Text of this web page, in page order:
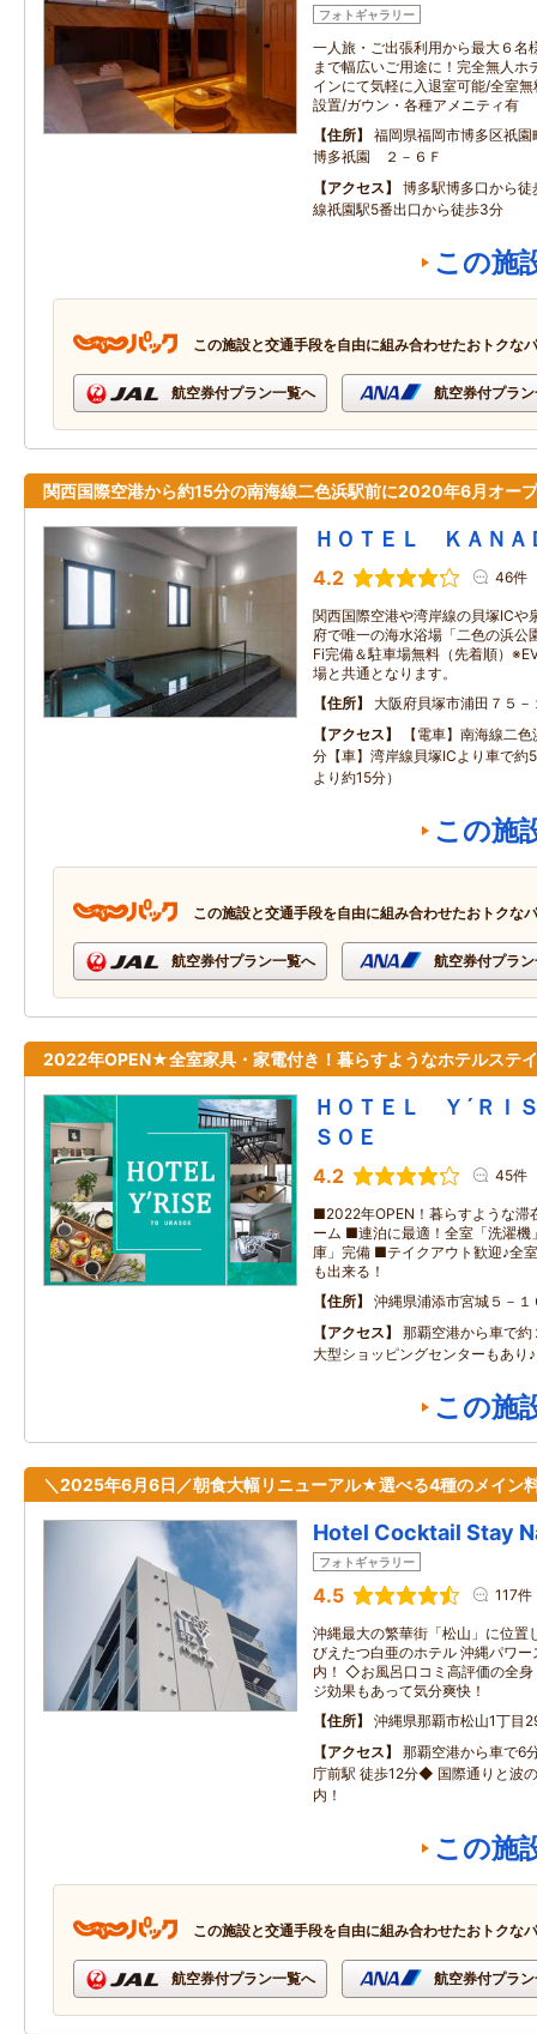
フォトギャラリー
一人旅・ご出張利用から最大６名
まで幅広いご用途に！完全無人ホ
インにて気軽に入退室可能/全室
設置/ガウン・各種アメニティ有
住所
福岡県福岡市博多区祇
博多祇園 ２－６Ｆ
アクセス
博多駅博多口から
線祇園駅5番出口から徒歩3分
この施
この施設と交通手段を自由に組み合わせたおトクな
航空券付プラン一覧へ 航空券付プラ
関西国際空港から約15分の南海線二色浜駅前に2020年6月オー
ＨＯＴＥＬ ＫＡＮ
4.2 46件
関西国際空港や湾岸線の貝塚ICや
府で唯一の海水浴場「二色の浜
Fi完備＆駐車場無料（先着順）
場と共通となります。
住所
大阪府貝塚市浦田７５－
アクセス
【電車】南海線二
分【車】湾岸線貝塚ICより車で約
より約15分）
この施
この施設と交通手段を自由に組み合わせたおトクな
航空券付プラン一覧へ 航空券付プラ
2022年OPEN★全室家具・家電付き！暮らすようなホテルステイ
ＨＯＴＥＬ Ｙ´Ｒ
ＳＯＥ
4.2 45件
■2022年OPEN！暮らすような滞
ーム ■連泊に最適！全室「洗濯機
庫」完備 ■テイクアウト歓迎♪全
も出来る！
住所
沖縄県浦添市宮城５－１
アクセス
那覇空港から車で
大型ショッピングセンターもあり♪
この施
＼2025年6月6日／朝食大幅リニューアル★選べる4種のメイン
Hotel Cocktail Stay
フォトギャラリー
4.5 117件
沖縄最大の繁華街「松山」に位置
びえたつ白亜のホテル 沖縄パワー
内！ ◇お風呂口コミ高評価の全
ジ効果もあって気分爽快！
住所
沖縄県那覇市松山1丁目
アクセス
那覇空港から車で6
庁前駅 徒歩12分◆ 国際通りと波
内！
この施
この施設と交通手段を自由に組み合わせたおトクな
航空券付プラン一覧へ 航空券付プラ